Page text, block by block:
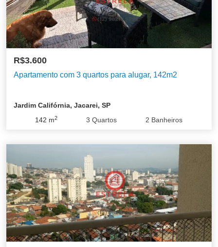
R$3.600
Apartamento com 3 quartos para alugar, 142m2
Jardim Califórnia, Jacarei, SP
142 m2 3 Quartos 2 Banheiros